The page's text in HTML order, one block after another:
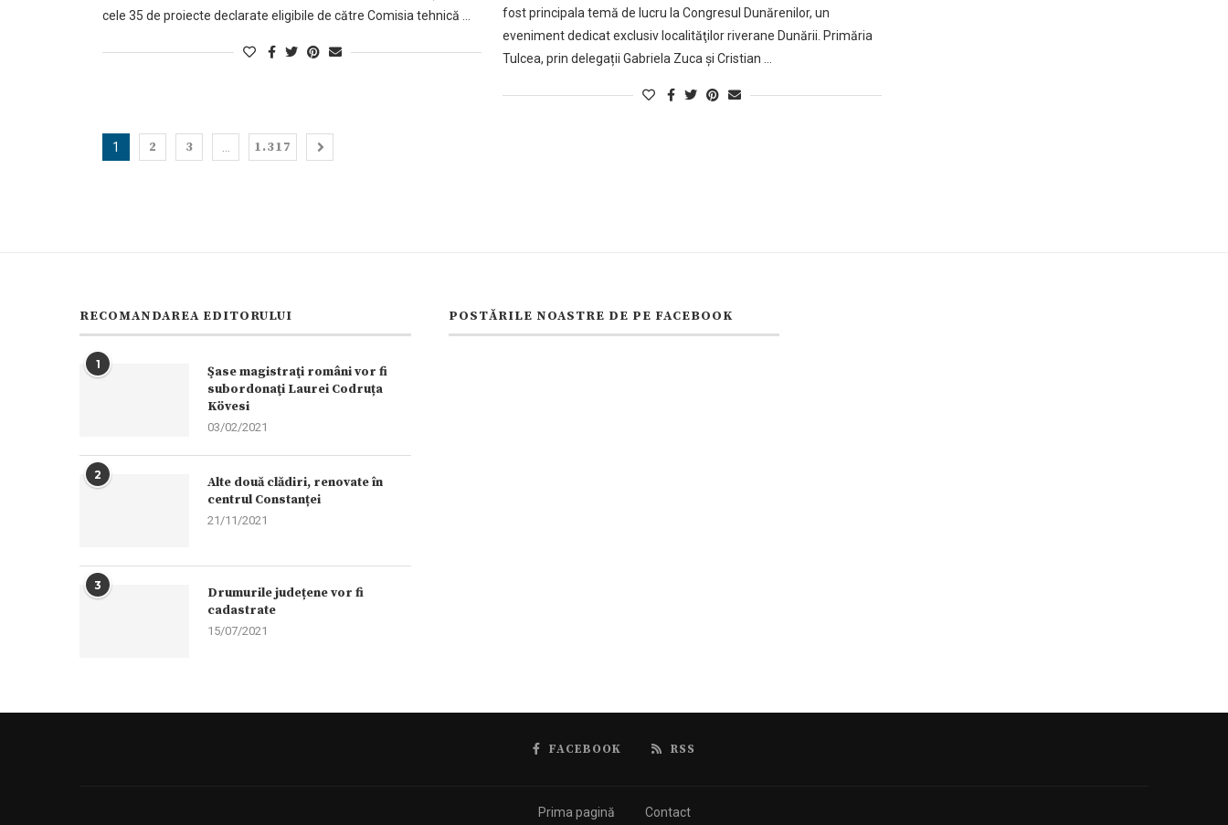
cele 35 de proiecte declarate eligibile de către Comisia tehnică …
fost principala temă de lucru la Congresul Dunărenilor, un
eveniment dedicat exclusiv localităţilor riverane Dunării. Primăria
Tulcea, prin delegații Gabriela Zuca și Cristian …
1 2 3 1.317
RECOMANDAREA EDITORULUI
1
Şase magistraţi români vor fi
subordonaţi Laurei Codruța
Kövesi
03/02/2021
2
Alte două clădiri, renovate în
centrul Constanței
21/11/2021
3
Drumurile județene vor fi
cadastrate
15/07/2021
POSTĂRILE NOASTRE DE PE FACEBOOK
FACEBOOK RSS
Prima pagină Contact